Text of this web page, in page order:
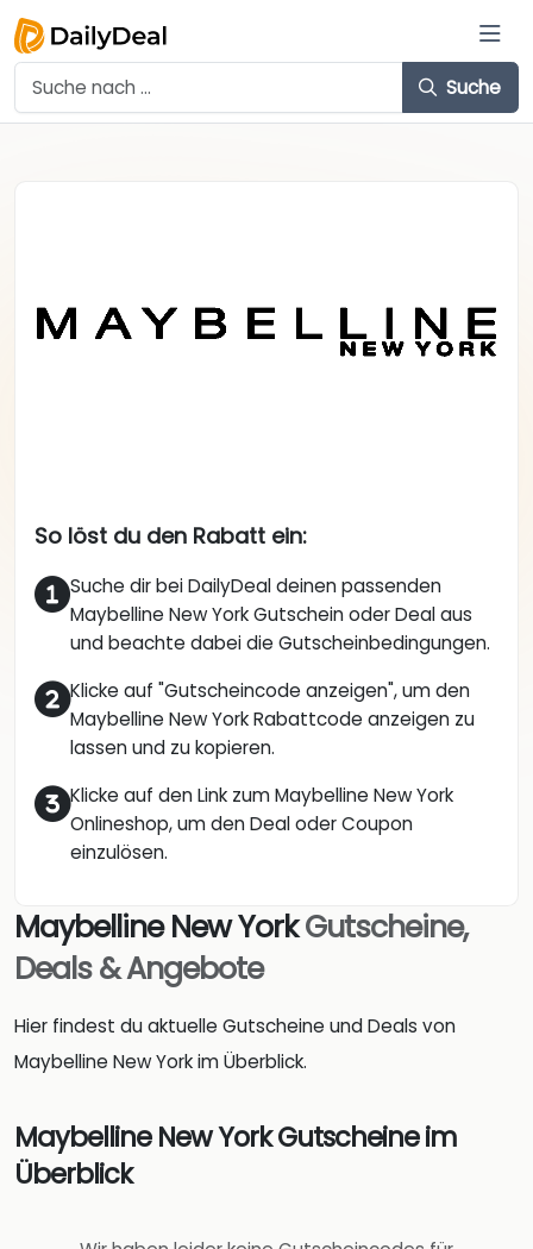
Suche
So löst du den Rabatt ein:
Suche dir bei DailyDeal deinen passenden
Maybelline New York Gutschein oder Deal aus
und beachte dabei die Gutscheinbedingungen.
Klicke auf "Gutscheincode anzeigen", um den
Maybelline New York Rabattcode anzeigen zu
lassen und zu kopieren.
Klicke auf den Link zum Maybelline New York
Onlineshop, um den Deal oder Coupon
einzulösen.
Maybelline New YorkGutscheine,
Deals & Angebote
Hier findest du aktuelle Gutscheine und Deals von
Maybelline New York im Überblick.
Maybelline New York Gutscheine im
Überblick